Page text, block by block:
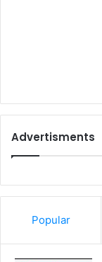
Advertisments
Popular